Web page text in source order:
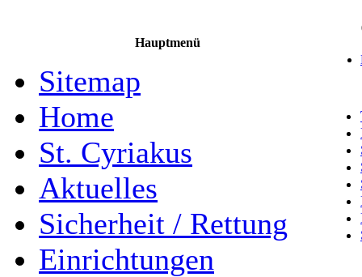
Hauptmenü
Sitemap
Home
St. Cyriakus
Aktuelles
Sicherheit / Rettung
Einrichtungen